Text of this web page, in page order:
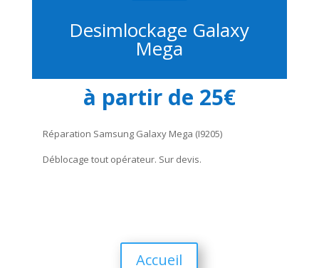
Desimlockage Galaxy
Mega
à partir de 25€
Réparation Samsung Galaxy Mega (I9205)
Déblocage tout opérateur. Sur devis.
Accueil